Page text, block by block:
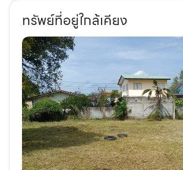
ทรัพย์ที่อยู่ใกล้เคียง